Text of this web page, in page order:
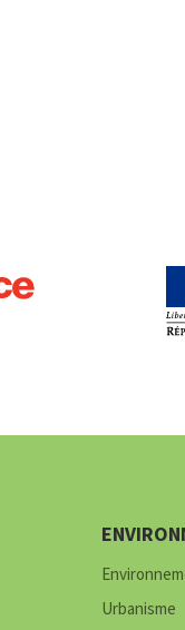
Urbanisme